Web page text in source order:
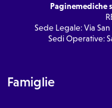
Paginemediche
Sede Legale: Via
Sedi Operative:
Famiglie